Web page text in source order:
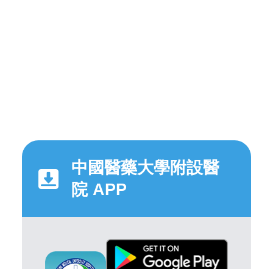
中國醫藥大學附設醫
院 APP